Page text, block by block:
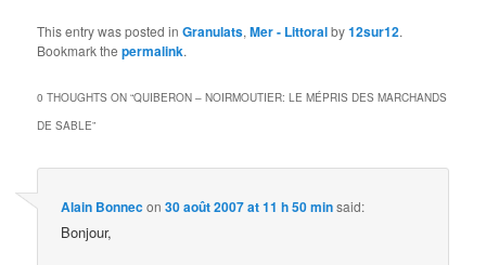
This entry was posted inGranulats,Mer - Littoralby12sur12.
Bookmark thepermalink.
0 THOUGHTS ON “QUIBERON – NOIRMOUTIER: LE MÉPRIS DES MARCHANDS
DE SABLE”
Alain Bonnecon30 août 2007 at 11 h 50 minsaid:
Bonjour,